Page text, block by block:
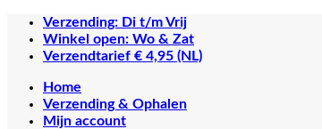
naar
inhoud
Verzending: Di t/m Vrij
Winkel open: Wo & Zat
Verzendtarief € 4,95 (NL)
Home
Verzending & Ophalen
Mijn account